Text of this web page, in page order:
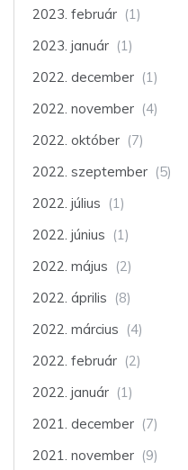
2023. február (1)
2023. január (1)
2022. december (1)
2022. november (4)
2022. október (7)
2022. szeptember (5)
2022. július (1)
2022. június (1)
2022. május (2)
2022. április (8)
2022. március (4)
2022. február (2)
2022. január (1)
2021. december (7)
2021. november (9)